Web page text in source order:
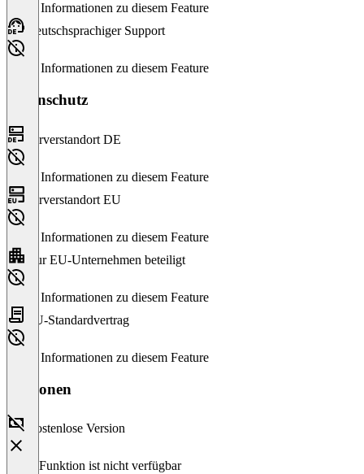
Keine Informationen zu diesem Feature
Deutschsprachiger Support
Keine Informationen zu diesem Feature
Datenschutz
Serverstandort DE
Keine Informationen zu diesem Feature
Serverstandort EU
Keine Informationen zu diesem Feature
Nur EU-Unternehmen beteiligt
Keine Informationen zu diesem Feature
EU-Standardvertrag
Keine Informationen zu diesem Feature
Versionen
Kostenlose Version
Diese Funktion ist nicht verfügbar